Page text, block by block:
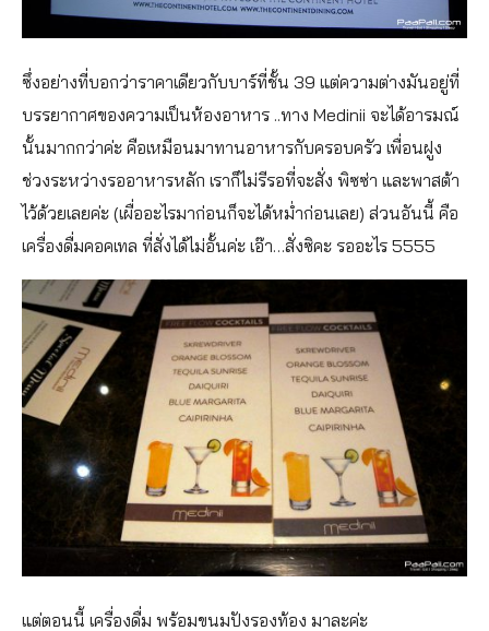
ซึ่งอย่างที่บอกว่าราคาเดียวกับบาร์ที่ชั้น 39 แต่ความต่างมันอยู่ที่
บรรยากาศของความเป็นห้องอาหาร ..ทาง Medinii จะได้อารมณ์
นั้นมากกว่าค่ะ คือเหมือนมาทานอาหารกับครอบครัว เพื่อนฝูง
ช่วงระหว่างรออาหารหลัก เราก็ไม่รีรอที่จะสั่ง พิซซ่า และพาสต้า
ไว้ด้วยเลยค่ะ (เผื่ออะไรมาก่อนก็จะได้หม่ำก่อนเลย) ส่วนอันนี้ คือ
เครื่องดื่มคอคเทล ที่สั่งได้ไม่อั้นค่ะ เอ๊า…สั่งซิคะ รออะไร 5555
แต่ตอนนี้ เครื่องดื่ม พร้อมขนมปังรองท้อง มาละค่ะ